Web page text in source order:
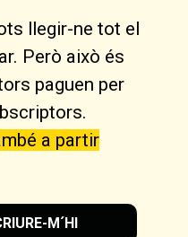
llegir-ne tot el
Però això és
paguen per
a partir
M´HI